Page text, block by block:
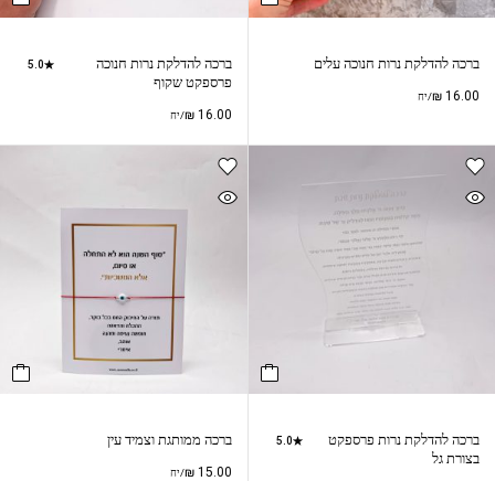
ברכה להדלקת נרות חנוכה עלים
₪ 16.00 /יח
ברכה להדלקת נרות חנוכה
פרספקט שקוף
5.0
₪16.00 /יח
ברכה להדלקת נרות פרספקט
בצורת גל
5.0 ברכה ממותגת וצמיד עין
₪15.00 /יח